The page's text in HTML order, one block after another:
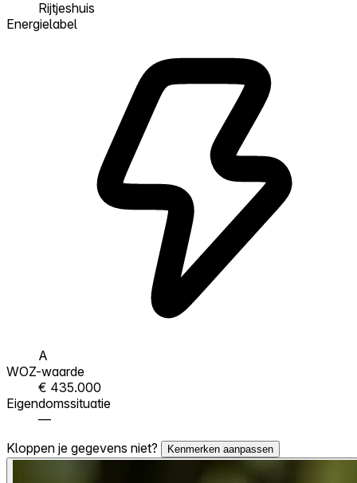
Rijtjeshuis
Energielabel
A
WOZ-waarde
€ 435.000
Eigendomssituatie
—
Kloppen je gegevens niet?
Kenmerken aanpassen